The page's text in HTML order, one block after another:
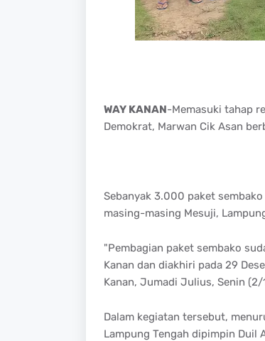
WAY KANAN-Memasuki tahap
Demokrat, Marwan Cik Asan
Sebanyak 3.000 paket
masing-masing Mesuji,
"Pembagian paket sembako
Kanan dan diakhiri pada 29
Kanan, Jumadi Julius, Senin
Dalam kegiatan tersebut,
Lampung Tengah dipimpin Duil